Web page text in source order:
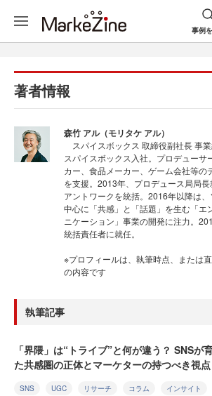
事例
著者情報
森竹 アル（モリタケ アル）
スパイスボックス 取締役副社長 事
スパイスボックス入社。プロデューサ
カー、食品メーカー、ゲーム会社等の
を支援。2013年、プロデュース局局
アントワークを統括。2016年以降は
中心に「共感」と「話題」を生む「エ
ニケーション」事業の開発に注力。
統括責任者に就任。
※プロフィールは、執筆時点、または
の内容です
執筆記事
「界隈」は“トライブ”と何が違う？ SNSが
た共感圏の正体とマーケターの持つべき視点
SNS UGC リサーチ コラム インサイト